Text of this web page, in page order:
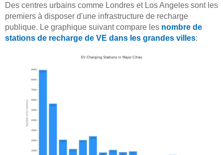
Des centres urbains comme Londres et Los Angeles sont les
premiers à disposer d'une infrastructure de recharge
publique. Le graphique suivant compare les nombre de
stations de recharge de VE dans les grandes villes: